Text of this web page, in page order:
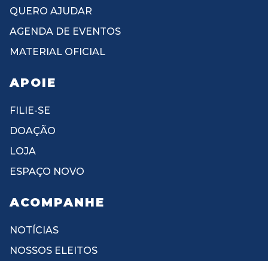
QUERO AJUDAR
AGENDA DE EVENTOS
MATERIAL OFICIAL
APOIE
FILIE-SE
DOAÇÃO
LOJA
ESPAÇO NOVO
ACOMPANHE
NOTÍCIAS
NOSSOS ELEITOS